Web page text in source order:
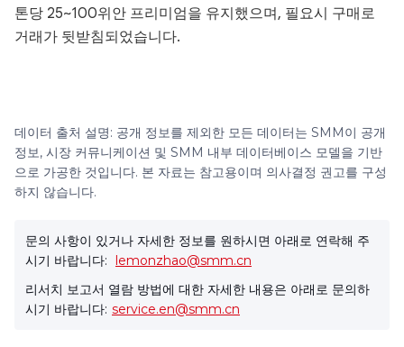
톤당 25~100위안 프리미엄을 유지했으며, 필요시 구매로
거래가 뒷받침되었습니다.
데이터 출처 설명: 공개 정보를 제외한 모든 데이터는 SMM이 공개
정보, 시장 커뮤니케이션 및 SMM 내부 데이터베이스 모델을 기반
으로 가공한 것입니다. 본 자료는 참고용이며 의사결정 권고를 구성
하지 않습니다.
문의 사항이 있거나 자세한 정보를 원하시면 아래로 연락해 주
시기 바랍니다: lemonzhao@smm.cn
리서치 보고서 열람 방법에 대한 자세한 내용은 아래로 문의하
시기 바랍니다: service.en@smm.cn